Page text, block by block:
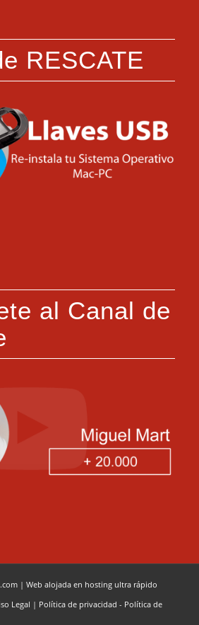
RESCATE
al Canal de
| Web alojada en hosting ultra rápido
Legal | Política de privacidad - Política de